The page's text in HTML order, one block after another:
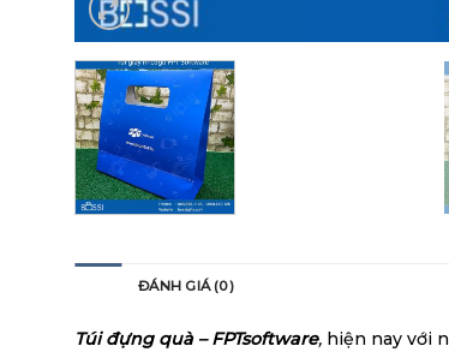
ĐÁNH GIÁ (0)
Túi đựng quà – FPTsoftware, hiện nay với